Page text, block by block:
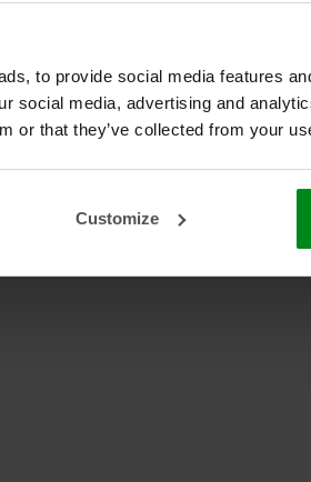
to provide social media features
social media, advertising and
or that they’ve collected from your
Customize